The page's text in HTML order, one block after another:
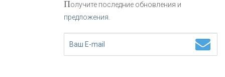
Нетворкинг для предпринимателей
Получите последние обновления и
предложения.